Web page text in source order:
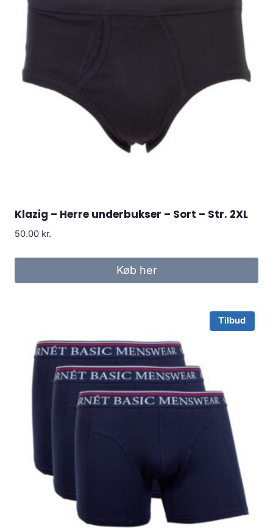
Klazig – Herre underbukser – Sort – Str. 2XL
50.00 kr.
Køb her
Tilbud